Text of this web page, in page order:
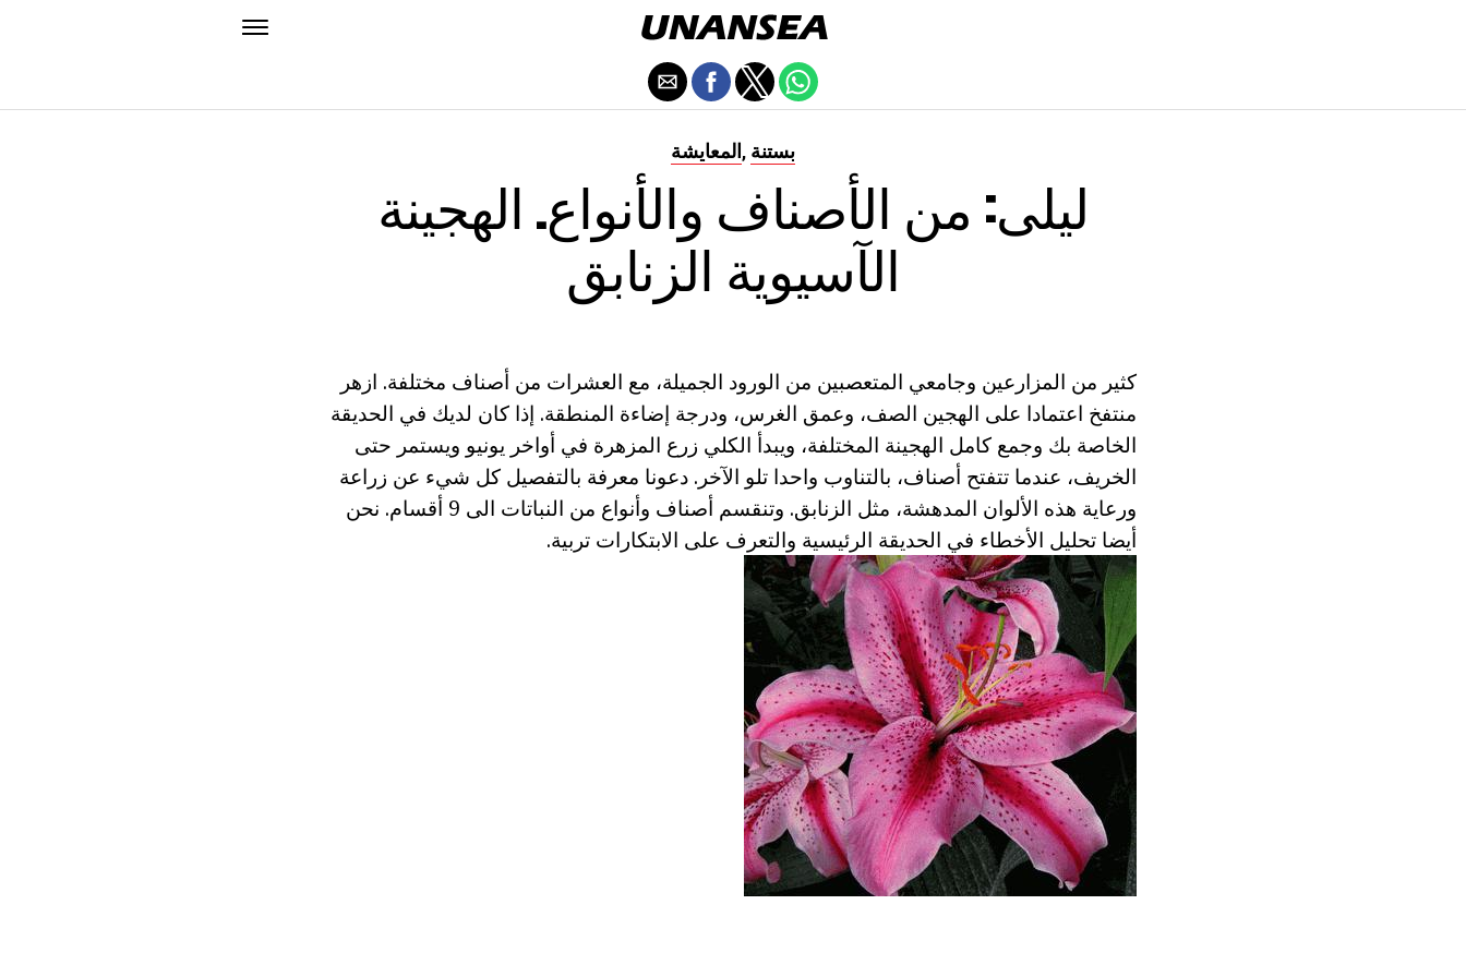
المعايشة , بستنة
ليلى: من الأصناف والأنواع. الهجينة
الآسيوية الزنابق
كثير من المزارعين وجامعي المتعصبين من الورود الجميلة، مع العشرات من أصناف مختلفة. ازهر
منتفخ اعتمادا على الهجين الصف، وعمق الغرس، ودرجة إضاءة المنطقة. إذا كان لديك في الحديقة
الخاصة بك وجمع كامل الهجينة المختلفة، ويبدأ الكلي زرع المزهرة في أواخر يونيو ويستمر حتى
الخريف، عندما تتفتح أصناف، بالتناوب واحدا تلو الآخر. دعونا معرفة بالتفصيل كل شيء عن زراعة
ورعاية هذه الألوان المدهشة، مثل الزنابق. وتنقسم أصناف وأنواع من النباتات الى 9 أقسام. نحن
أيضا تحليل الأخطاء في الحديقة الرئيسية والتعرف على الابتكارات تربية.